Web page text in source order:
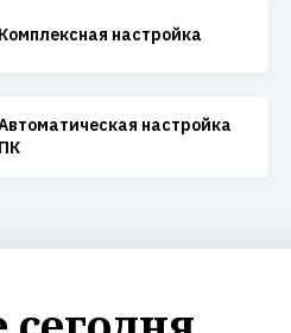
настройка
настройка